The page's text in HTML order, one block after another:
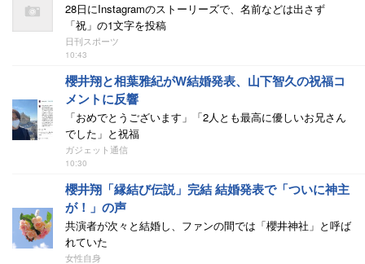
28日にInstagramのストーリーズで、名前などは出さず
「祝」の1文字を投稿
日刊スポーツ
10:43
櫻井翔と相葉雅紀がW結婚発表、山下智久の祝福コ
メントに反響
「おめでとうございます」「2人とも最高に優しいお兄さん
でした」と祝福
ガジェット通信
10:30
櫻井翔「縁結び伝説」完結 結婚発表で「ついに神主
が！」の声
共演者が次々と結婚し、ファンの間では「櫻井神社」と呼ば
れていた
女性自身